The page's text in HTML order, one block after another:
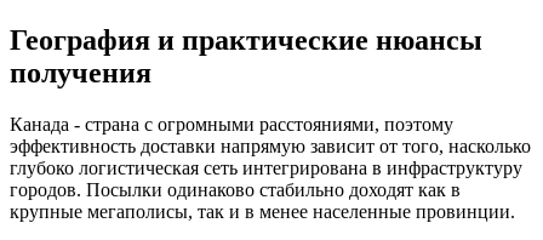
География и практические нюансы
получения
Канада - страна с огромными расстояниями, поэтому
эффективность доставки напрямую зависит от того, насколько
глубоко логистическая сеть интегрирована в инфраструктуру
городов. Посылки одинаково стабильно доходят как в
крупные мегаполисы, так и в менее населенные провинции.